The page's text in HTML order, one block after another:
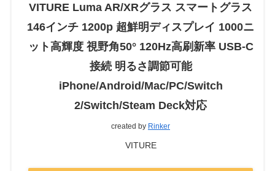
VITURE Luma AR/XRグラス スマートグラス
146インチ 1200p 超鮮明ディスプレイ 1000ニ
ット高輝度 視野角50° 120Hz高刷新率 USB-C
接続 明るさ調節可能
iPhone/Android/Mac/PC/Switch
2/Switch/Steam Deck対応
created by Rinker
VITURE